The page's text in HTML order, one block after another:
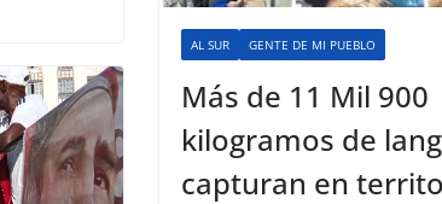
AL SUR GENTE DE MI PUEBLO
Más de 11 Mil 900
kilogramos de
capturan en